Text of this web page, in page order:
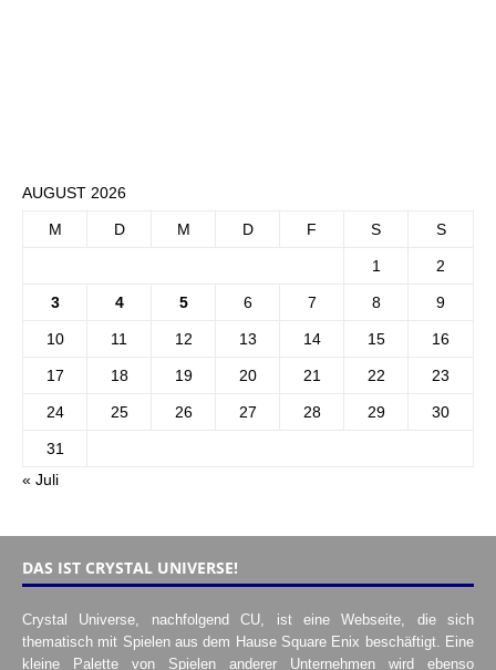
AUGUST 2026
M D M D F S S
1 2
3 4 5 6 7 8 9
10 11 12 13 14 15 16
17 18 19 20 21 22 23
24 25 26 27 28 29 30
31
« Juli
DAS IST CRYSTAL UNIVERSE!
Crystal Universe, nachfolgend CU, ist eine Webseite, die sich
thematisch mit Spielen aus dem Hause Square Enix beschäftigt. Eine
kleine Palette von Spielen anderer Unternehmen wird ebenso